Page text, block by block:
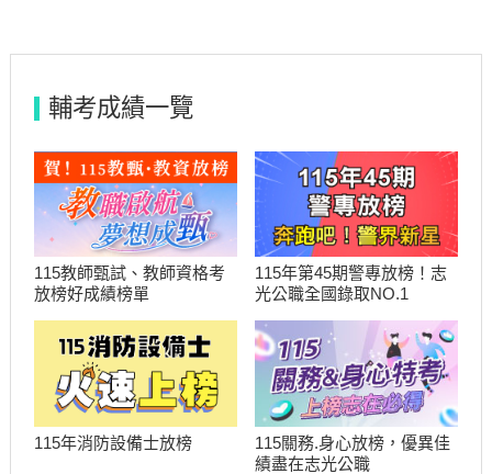
輔考成績一覽
115教師甄試、教師資格考
放榜好成績榜單
115年第45期警專放榜！志
光公職全國錄取NO.1
115年消防設備士放榜
115關務.身心放榜，優異佳
績盡在志光公職